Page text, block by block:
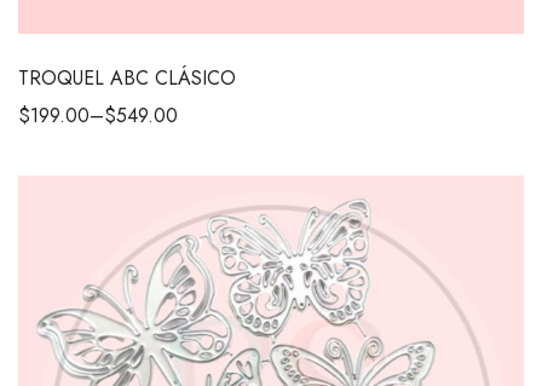
TROQUEL ABC CLÁSICO
$199.00–$549.00